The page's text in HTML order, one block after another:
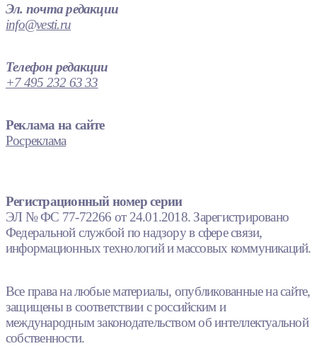
Эл. почта редакции
info@vesti.ru
Телефон редакции
+7 495 232 63 33
Реклама на сайте
Росреклама
Регистрационный номер серии
ЭЛ № ФС 77-72266 от 24.01.2018. Зарегистрировано
Федеральной службой по надзору в сфере связи,
информационных технологий и массовых коммуникаций.
Все права на любые материалы, опубликованные на сайте,
защищены в соответствии с российским и
международным законодательством об интеллектуальной
собственности.